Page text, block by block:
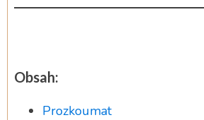
Obsah:
Prozkoumat